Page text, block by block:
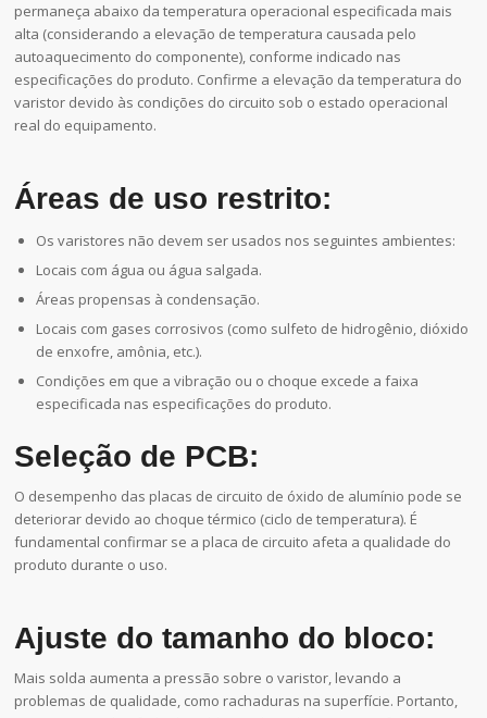
permaneça abaixo da temperatura operacional especificada mais
alta (considerando a elevação de temperatura causada pelo
autoaquecimento do componente), conforme indicado nas
especificações do produto. Confirme a elevação da temperatura do
varistor devido às condições do circuito sob o estado operacional
real do equipamento.
Áreas de uso restrito:
Os varistores não devem ser usados nos seguintes ambientes:
Locais com água ou água salgada.
Áreas propensas à condensação.
Locais com gases corrosivos (como sulfeto de hidrogênio, dióxido
de enxofre, amônia, etc.).
Condições em que a vibração ou o choque excede a faixa
especificada nas especificações do produto.
Seleção de PCB:
O desempenho das placas de circuito de óxido de alumínio pode se
deteriorar devido ao choque térmico (ciclo de temperatura). É
fundamental confirmar se a placa de circuito afeta a qualidade do
produto durante o uso.
Ajuste do tamanho do bloco:
Mais solda aumenta a pressão sobre o varistor, levando a
problemas de qualidade, como rachaduras na superfície. Portanto,